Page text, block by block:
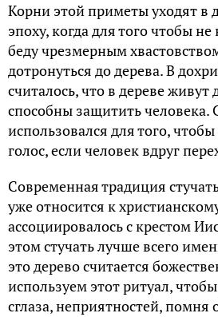
Корни этой приметы уходят в
эпоху, когда для того чтобы не
беду чрезмерным
дотронуться до дерева. В
считалось, что в дереве живут
способны защитить человека.
использовался для того,
голос, если человек вдруг
Современная традиция
уже относится к
ассоциировалось с крестом
этом стучать лучше всего
это дерево считается
используем этот ритуал,
сглаза, неприятностей, помня